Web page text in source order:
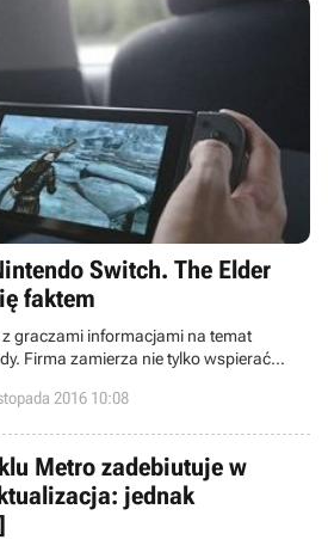
Switch. The Elder
faktem
z graczami informacjami na temat
Firma zamierza nie tylko wspierać
Nintendo Switch, lecz także
The Elder Scrolls stała się faktem…
2016 10:08
Metro zadebiutuje w
jednak